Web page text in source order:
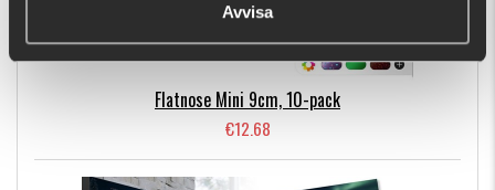
Avvisa
Flatnose Mini 9cm, 10-pack
€12.68